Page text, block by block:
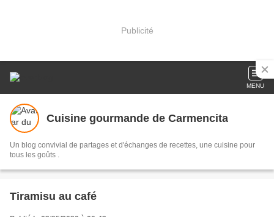
Publicité
MENU
Cuisine gourmande de Carmencita
Un blog convivial de partages et d'échanges de recettes, une cuisine pour
tous les goûts .
Tiramisu au café